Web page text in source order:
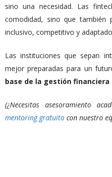
sino una necesidad. Las
comodidad, sino que también
inclusivo, competitivo y
Las instituciones que sepan
mejor preparadas para un
base de la gestión
(¿Necesitas asesoramiento
mentoring gratuito con nuestro